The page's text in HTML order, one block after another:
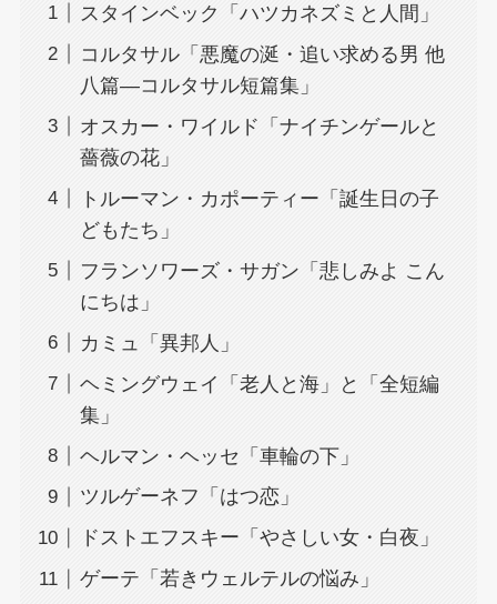
スタインベック「ハツカネズミと人間」
コルタサル「悪魔の涎・追い求める男 他
八篇―コルタサル短篇集」
オスカー・ワイルド「ナイチンゲールと
薔薇の花」
トルーマン・カポーティー「誕生日の子
どもたち」
フランソワーズ・サガン「悲しみよ こん
にちは」
カミュ「異邦人」
ヘミングウェイ「老人と海」と「全短編
集」
ヘルマン・ヘッセ「車輪の下」
ツルゲーネフ「はつ恋」
ドストエフスキー「やさしい女・白夜」
ゲーテ「若きウェルテルの悩み」